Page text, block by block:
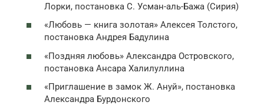
Лорки, постановка С. Усман-аль-Бажа (Сирия)
«Любовь — книга золотая» Алексея Толстого,
постановка Андрея Бадулина
«Поздняя любовь» Александра Островского,
постановка Ансара Халилуллина
«Приглашение в замок Ж. Ануй», постановка
Александра Бурдонского